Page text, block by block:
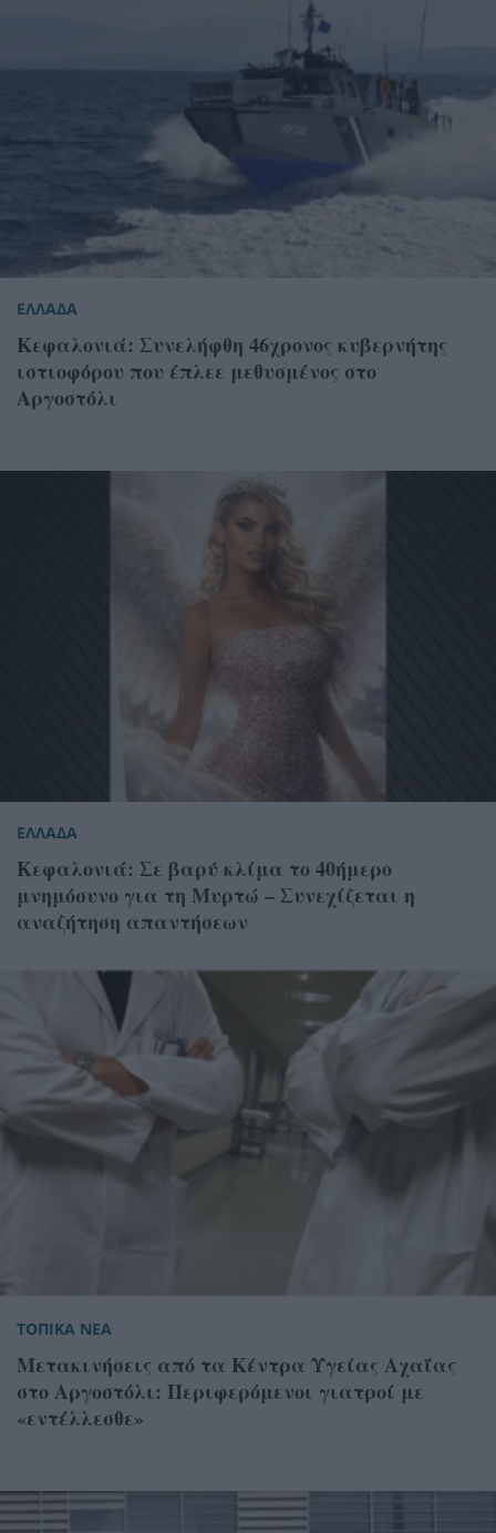
ΕΛΛΑΔΑ
Κεφαλονιά: Συνελήφθη 46χρονος κυβερνήτης
ιστιοφόρου που έπλεε μεθυσμένος στο
Αργοστόλι
ΕΛΛΑΔΑ
Κεφαλονιά: Σε βαρύ κλίμα το 40ήμερο
μνημόσυνο για τη Μυρτώ – Συνεχίζεται η
αναζήτηση απαντήσεων
ΤΟΠΙΚΑ ΝΕΑ
Μετακινήσεις από τα Κέντρα Υγείας Αχαΐας
στο Αργοστόλι: Περιφερόμενοι γιατροί με
«εντέλλεσθε»